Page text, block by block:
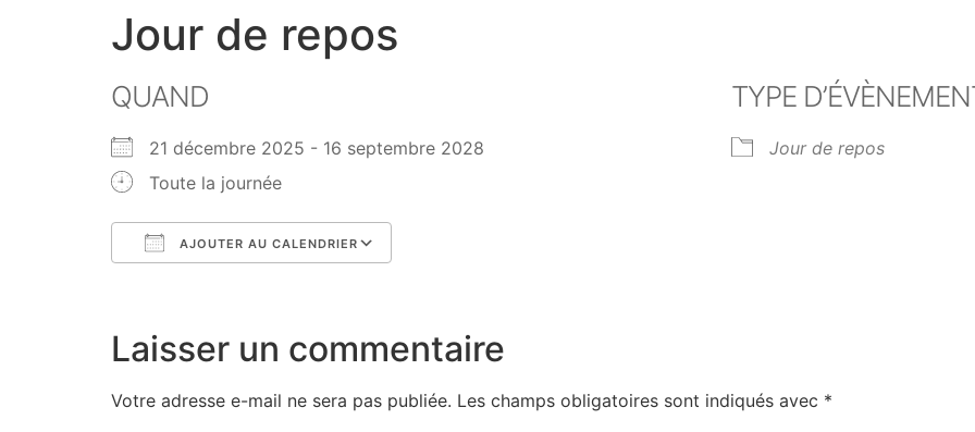
Jour de repos
QUAND
21 décembre 2025 - 16 septembre 2028
Toute la journée
AJOUTER AU CALENDRIER
TYPE
Jour de repos
Laisser un commentaire
Votre adresse e-mail ne sera pas publiée. Les champs obligatoires sont indiqués avec *